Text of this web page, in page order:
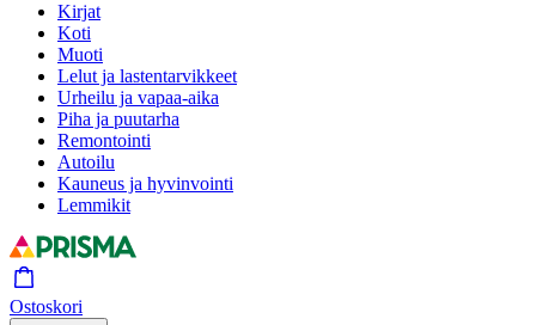
Kirjat
Koti
Muoti
Lelut ja lastentarvikkeet
Urheilu ja vapaa-aika
Piha ja puutarha
Remontointi
Autoilu
Kauneus ja hyvinvointi
Lemmikit
Ostoskori